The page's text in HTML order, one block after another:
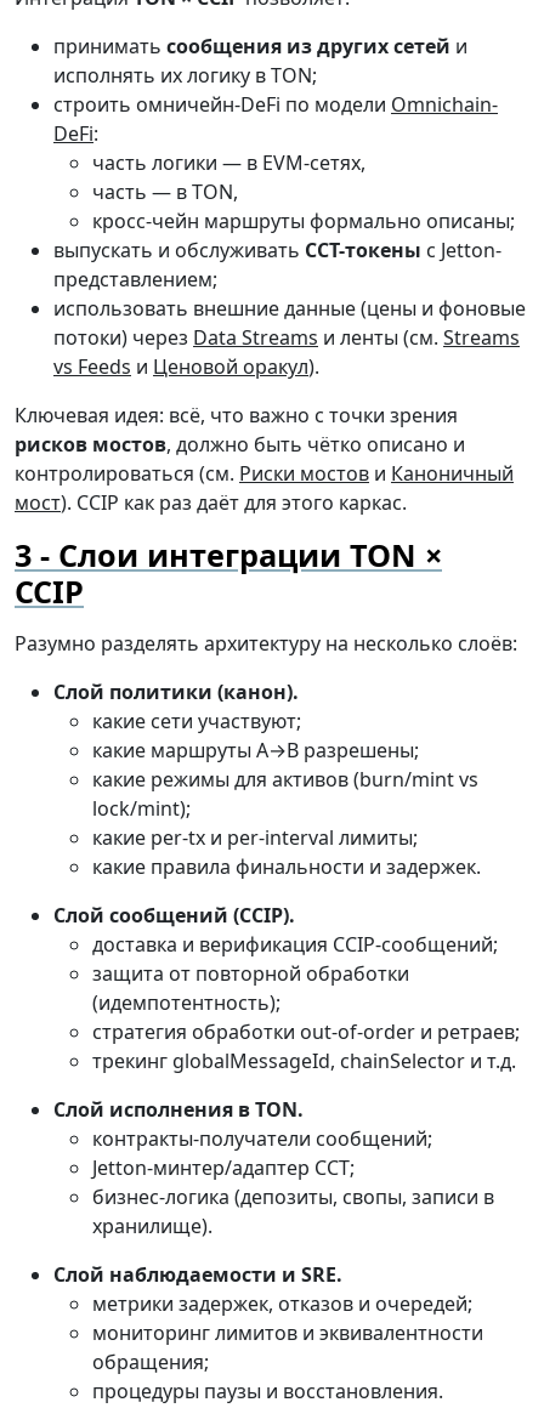
принимать сообщения из других сетей и
исполнять их логику в TON;
строить омничейн-DeFi по модели Omnichain-
DeFi:
часть логики — в EVM-сетях,
часть — в TON,
кросс-чейн маршруты формально описаны;
выпускать и обслуживать CCT-токены с Jetton-
представлением;
использовать внешние данные (цены и фоновые
потоки) через Data Streams и ленты (см. Streams
vs Feeds и Ценовой оракул).
Ключевая идея: всё, что важно с точки зрения
рисков мостов, должно быть чётко описано и
контролироваться (см. Риски мостов и Каноничный
мост). CCIP как раз даёт для этого каркас.
Слои интеграции TON ×
CCIP
Разумно разделять архитектуру на несколько слоёв:
Слой политики (канон).
какие сети участвуют;
какие маршруты A→B разрешены;
какие режимы для активов (burn/mint vs
lock/mint);
какие per-tx и per-interval лимиты;
какие правила финальности и задержек.
Слой сообщений (CCIP).
доставка и верификация CCIP-сообщений;
защита от повторной обработки
(идемпотентность);
стратегия обработки out-of-order и ретраев;
трекинг globalMessageId, chainSelector и т.д.
Слой исполнения в TON.
контракты-получатели сообщений;
Jetton-минтер/адаптер CCT;
бизнес-логика (депозиты, свопы, записи в
хранилище).
Слой наблюдаемости и SRE.
метрики задержек, отказов и очередей;
мониторинг лимитов и эквивалентности
обращения;
процедуры паузы и восстановления.